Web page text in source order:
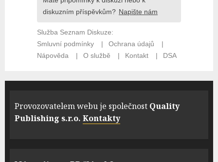
Provozovatelem webu je společnost Quality
Publishing s.r.o. Kontakty